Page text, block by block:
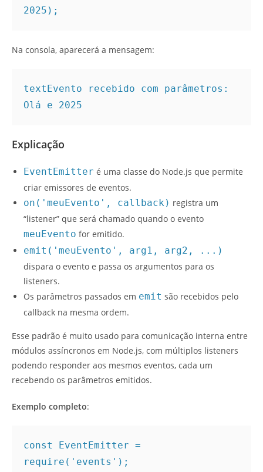
2025);
Na consola, aparecerá a mensagem:
textEvento recebido com parâmetros:
Explicação
EventEmitter é uma classe do Node.js que permite
criar emissores de eventos.
on('meuEvento', callback) registra um
“listener” que será chamado quando o evento
meuEvento for emitido.
emit('meuEvento', arg1, arg2, ...)
dispara o evento e passa os argumentos para os
listeners.
Os parâmetros passados em emit são recebidos pelo
callback na mesma ordem.
Esse padrão é muito usado para comunicação interna entre
módulos assíncronos em Node.js, com múltiplos listeners
podendo responder aos mesmos eventos, cada um
recebendo os parâmetros emitidos.
Exemplo completo:
const EventEmitter =
require('events');